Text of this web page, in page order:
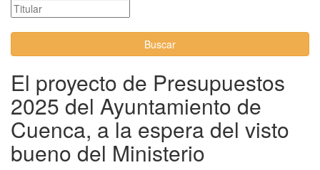
Buscar
El proyecto de Presupuestos
2025 del Ayuntamiento de
Cuenca, a la espera del visto
bueno del Ministerio